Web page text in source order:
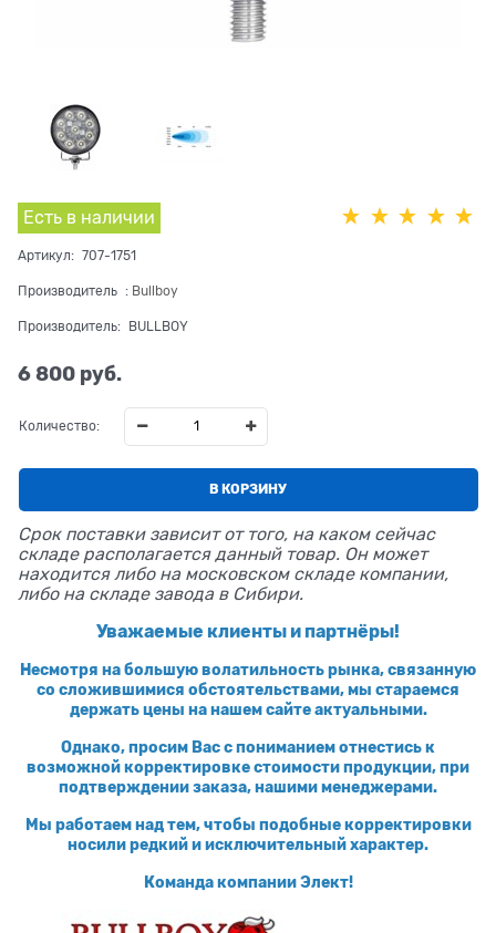
Есть в наличии
Артикул: 707-1751
Производитель : Bullboy
Производитель: BULLBOY
6 800 руб.
Количество:
В КОРЗИНУ
Срок поставки зависит от того, на каком сейчас
складе располагается данный товар. Он может
находится либо на московском складе компании,
либо на складе завода в Сибири.
Уважаемые клиенты и партнёры!
Несмотря на большую волатильность рынка, связанную
со сложившимися обстоятельствами, мы стараемся
держать цены на нашем сайте актуальными.
Однако, просим Вас с пониманием отнестись к
возможной корректировке стоимости продукции, при
подтверждении заказа, нашими менеджерами.
Мы работаем над тем, чтобы подобные корректировки
носили редкий и исключительный характер.
Команда компании Элект!